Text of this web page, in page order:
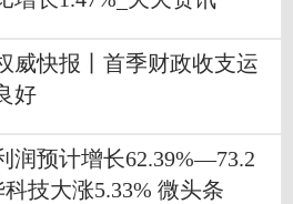
威快报丨首季财政收支运
好
润预计增长62.39%—73.2
科技大涨5.33% 微头条